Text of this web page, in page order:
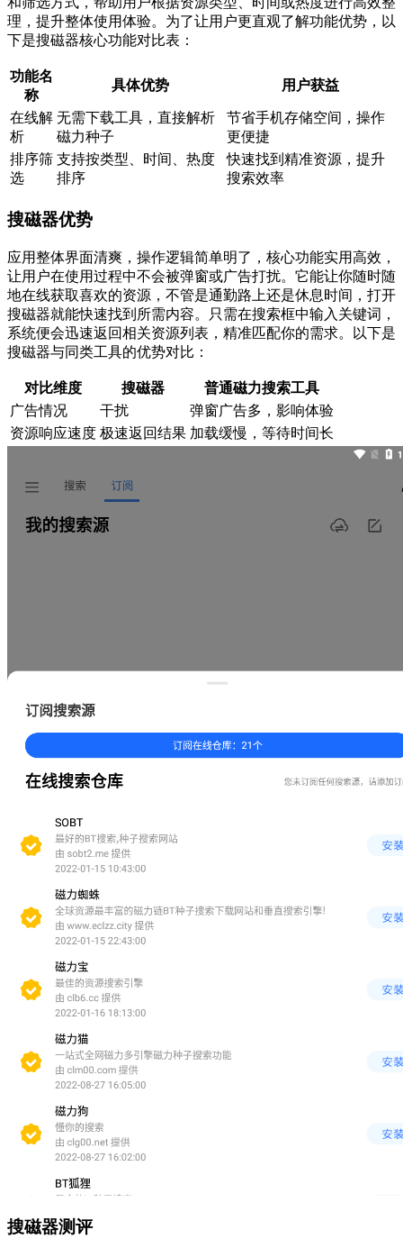
理，提升整体使用体验。为了让用户更直观了解功能优势，以
下是搜磁器核心功能对比表：
功能名
称
具体优势 用户获益
在线解
析
无需下载工具，直接解析
磁力种子
节省手机存储空间，操作
更便捷
排序筛
选
支持按类型、时间、热度
排序
快速找到精准资源，提升
搜索效率
搜磁器优势
应用整体界面清爽，操作逻辑简单明了，核心功能实用高效，
让用户在使用过程中不会被弹窗或广告打扰。它能让你随时随
地在线获取喜欢的资源，不管是通勤路上还是休息时间，打开
搜磁器就能快速找到所需内容。只需在搜索框中输入关键词，
系统便会迅速返回相关资源列表，精准匹配你的需求。以下是
搜磁器与同类工具的优势对比：
对比维度 搜磁器
普通磁力搜索工具
广告情况
干扰
弹窗广告多，影响体验
资源响应速度 极速返回结果 加载缓慢，等待时间长
搜磁器测评